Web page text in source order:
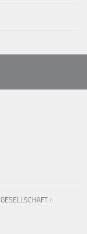
GESELLSCHAFT /